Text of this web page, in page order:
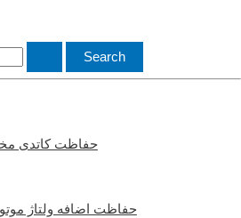
حفاظت کاتدی
حفاظت اضافه ولتاژ